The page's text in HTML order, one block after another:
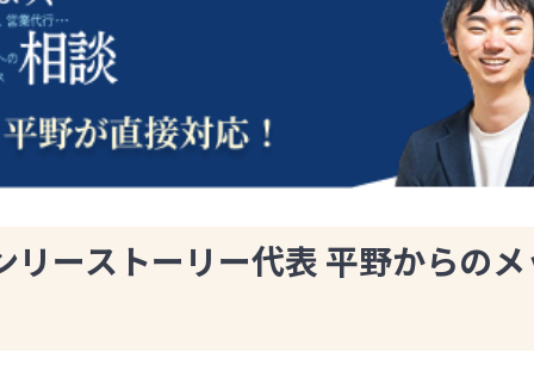
リーストーリー代表 平野からの